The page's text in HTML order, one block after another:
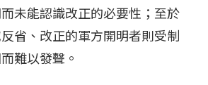
未能認識改正的必要性；至於
省、改正的軍方開明者則受制
難以發聲。